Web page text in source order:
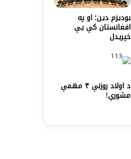
بودیزم دین؛ او په
افغانستان کې یې
خپریدل
د اولاد روزنې ۴ مهمې
مشورې!